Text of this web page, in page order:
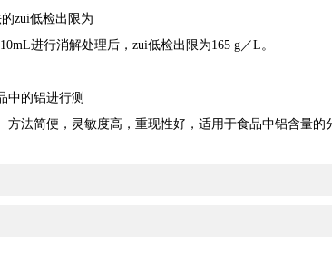
zui低检出限为
10mL进行消解处理后，zui低检出限为165 g／L。
中的铝进行测
法简便，灵敏度高，重现性好，适用于食品中铝含量的